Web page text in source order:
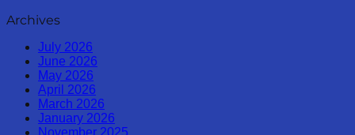
Archives
July 2026
June 2026
May 2026
April 2026
March 2026
January 2026
November 2025